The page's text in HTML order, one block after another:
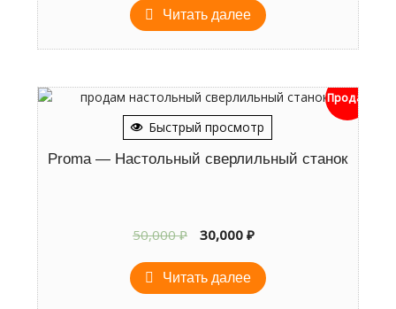
Читать далее
Быстрый просмотр
Продан
Proma — Настольный сверлильный станок
50,000₽
Первоначальная
составляла
50,000 ₽.
30,000 ₽
30,000 ₽.
Читать далее